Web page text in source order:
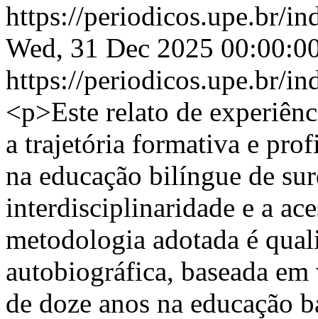
https://periodicos.upe.br/
Wed, 31 Dec 2025
https://periodicos.upe.br/
<p>Este relato de
a trajetória formativa e
na educação bilíngue de
interdisciplinaridade e a
metodologia adotada é
autobiográfica, baseada
de doze anos na educação